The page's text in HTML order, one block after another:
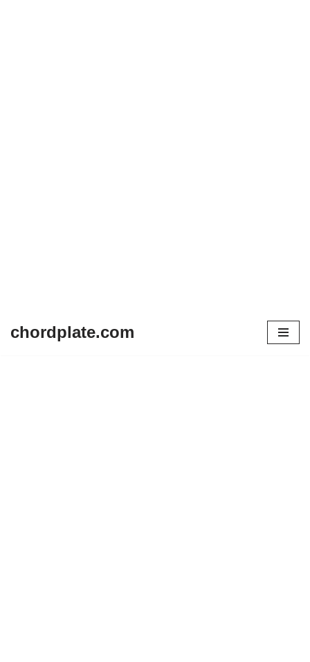
chordplate.com